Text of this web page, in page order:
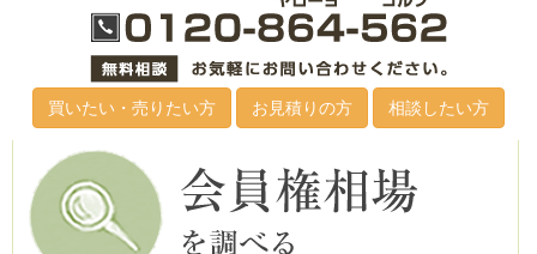
買いたい・売りたい方 お見積りの方 相談したい方